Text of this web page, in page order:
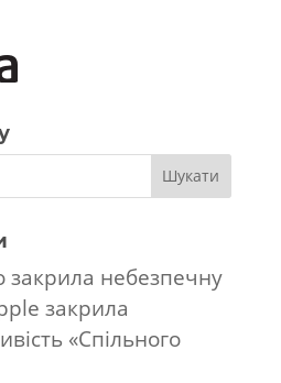
закрила небезпечну
закрила
«Спільного